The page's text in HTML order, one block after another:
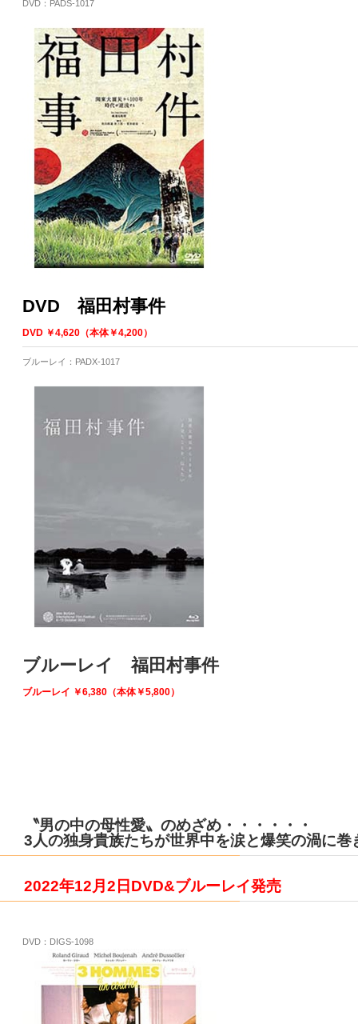
DVD：PADS-1017
DVD 福田村事件
DVD ￥4,620（本体￥4,200）
ブルーレイ：PADX-1017
ブルーレイ 福田村事件
ブルーレイ ￥6,380（本体￥5,800）
〝男の中の母性愛〟のめざめ・・・・・・
3人の独身貴族たちが世界中を涙と爆笑の渦に
2022年12月2日DVD&ブルーレイ発売
DVD：DIGS-1098